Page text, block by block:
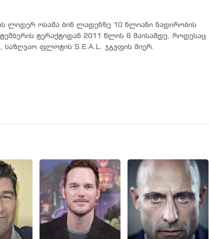
ლიდერ ოსამა ბინ ლადენზე 10 წლიანი ნადირობის
ტერაქტიდან 2011 წლის 6 მაისამდე, როდესაც
საზღვაო ფლოტის S.E.A.L. ჯგუფის მიერ.